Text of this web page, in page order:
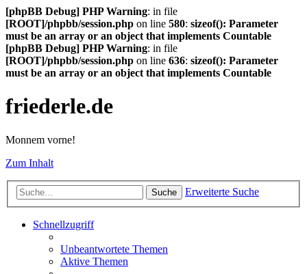
[phpBB Debug] PHP Warning: in file
[ROOT]/phpbb/session.php on line 580: sizeof(): Parameter
must be an array or an object that implements Countable
[phpBB Debug] PHP Warning: in file
[ROOT]/phpbb/session.php on line 636: sizeof(): Parameter
must be an array or an object that implements Countable
friederle.de
Monnem vorne!
Zum Inhalt
Suche Erweiterte Suche
Schnellzugriff
Unbeantwortete Themen
Aktive Themen